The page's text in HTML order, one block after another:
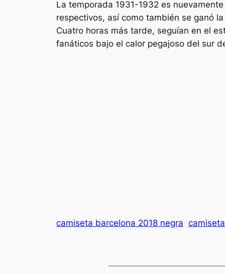
La temporada 1931-1932 es
respectivos, así como también se ganó
Cuatro horas más tarde, seguían en el
fanáticos bajo el calor pegajoso del sur
camiseta barcelona 2018 negra